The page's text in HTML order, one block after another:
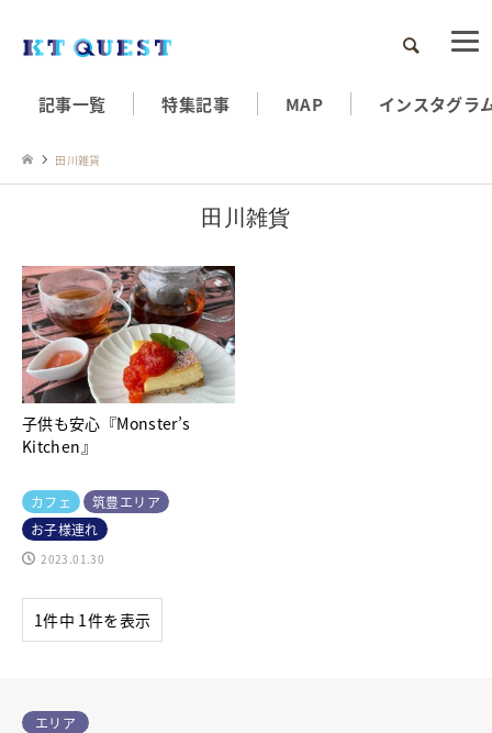
検索
記事一覧 特集記事 MAP インスタグラ
田川雑貨
田川雑貨
子供も安心『Monster’s
Kitchen』
カフェ
筑豊エリア
お子様連れ
2023.01.30
1件中 1件を表示
エリア